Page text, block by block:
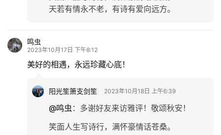
天若有情永不老，有诗有爱向远方。
鸣虫
2023年10月17日 下午8:12
美好的相遇，永远珍藏心底！
阳光笙箫支剑笙 2023年10月18日 上午6:39
@鸣虫 ： 多谢好友来访雅评！敬颂秋安！
笑面人生写诗行，满怀豪情话苍桑。